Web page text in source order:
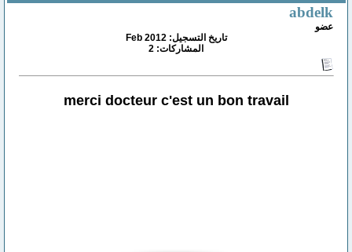
abdelk
عضو
تاريخ التسجيل: Feb 2012
المشاركات: 2
merci docteur c'est un bon travail